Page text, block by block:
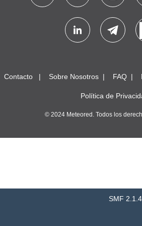
Contacto Sobre Nosotros FAQ
Política de
© 2024 Meteored. Todos los
SMF